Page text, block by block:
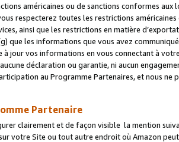
américaines ou de sanctions conformes
respecterez toutes les restrictions
ainsi que les restrictions en matière
que les informations que vous avez
à jour vos informations en vous connectant à
déclaration ou garantie, ni aucun
au Programme Partenaires, et nous
Partenaire
clairement et de façon visible la mention
votre Site ou tout autre endroit où Amazon